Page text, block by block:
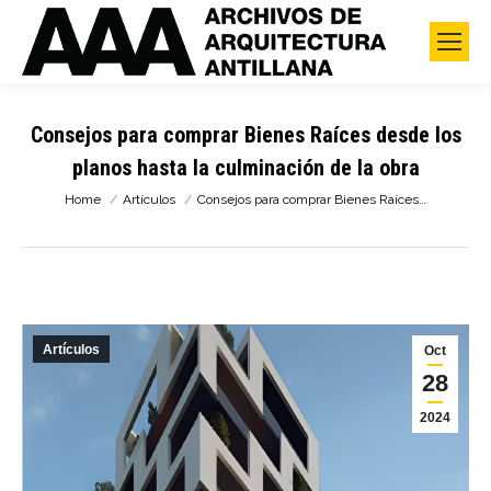
Consejos para comprar Bienes Raíces desde los
planos hasta la culminación de la obra
You are here:
Home Artículos Consejos para comprar Bienes Raíces…
Oct
28
2024
Artículos